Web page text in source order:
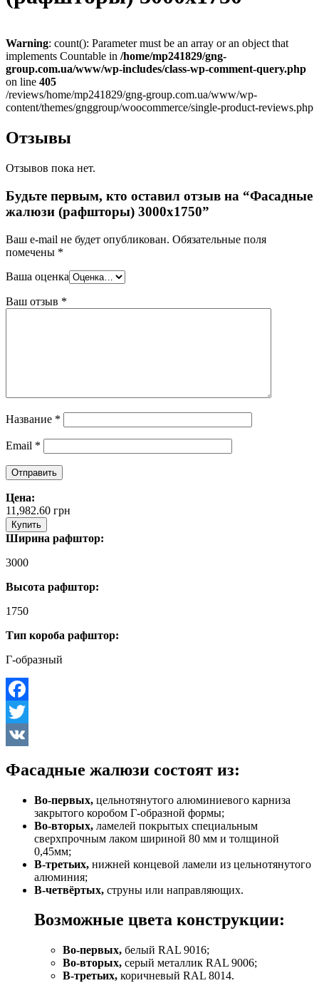
Warning: count(): Parameter must be an array or an object that
implements Countable in /home/mp241829/gng-
group.com.ua/www/wp-includes/class-wp-comment-query.php
on line 405
/reviews/home/mp241829/gng-group.com.ua/www/wp-
content/themes/gnggroup/woocommerce/single-product-reviews.php
Отзывы
Отзывов пока нет.
Будьте первым, кто оставил отзыв на “Фасадные
жалюзи (рафшторы) 3000х1750”
Ваш e-mail не будет опубликован. Обязательные поля
помечены *
Ваша оценка
Ваш отзыв *
Название *
Email *
Цена:
11,982.60 грн
Купить
Ширина рафштор:
3000
Высота рафштор:
1750
Тип короба рафштор:
Г-образный
Facebook
Twitter
Фасадные жалюзи состоят из:
Во-первых, цельнотянутого алюминиевого карниза
закрытого коробом Г-образной формы;
Во-вторых, ламелей покрытых специальным
сверхпрочным лаком шириной 80 мм и толщиной
0,45мм;
В-третьих, нижней концевой ламели из цельнотянутого
алюминия;
В-четвёртых, струны или направляющих.
Возможные цвета конструкции:
Во-первых, белый RAL 9016;
Во-вторых, серый металлик RAL 9006;
В-третьих, коричневый RAL 8014.